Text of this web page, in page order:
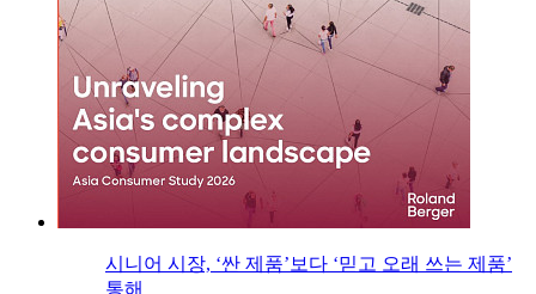
시니어 시장, ‘싼 제품’보다 ‘믿고 오래 쓰는 제품’
통해